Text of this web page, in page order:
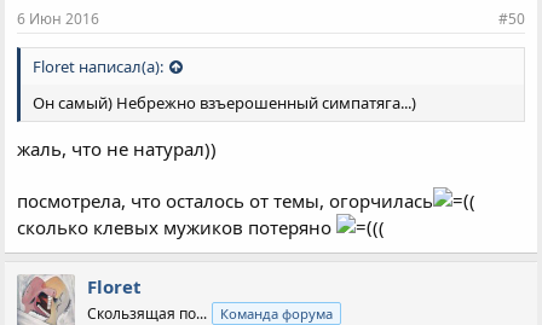
6 Июн 2016 #50
Floret написал(а):
Он самый) Небрежно взъерошенный симпатяга...)
жаль, что не натурал))
посмотрела, что осталось от темы, огорчилась
(
сколько клевых мужиков потеряно
((
Floret
Скользящая по... Команда форума